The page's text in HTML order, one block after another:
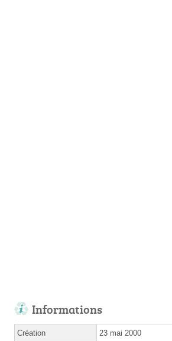
Informations
Création 23 mai 2000